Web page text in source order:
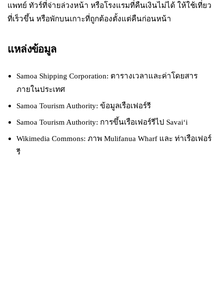
แพทย์ ทัวร์ที่จ่ายล่วงหน้า หรือโรงแรมที่คืนเงินไม่ได้ ให้ใช้เที่ยว
ที่เร็วขึ้น หรือพักบนเกาะที่ถูกต้องตั้งแต่คืนก่อนหน้า
แหล่งข้อมูล
Samoa Shipping Corporation: ตารางเวลาและค่าโดยสาร
ภายในประเทศ
Samoa Tourism Authority: ข้อมูลเรือเฟอร์รี
Samoa Tourism Authority: การขึ้นเรือเฟอร์รีไป Savai‘i
Wikimedia Commons: ภาพ Mulifanua Wharf และ ท่าเรือเฟอร์
รี